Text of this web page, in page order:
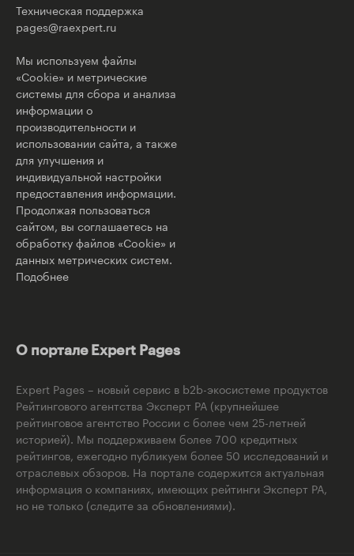
Техническая поддержка
pages@raexpert.ru
Мы используем файлы
«Cookie» и метрические
системы для сбора и анализа
информации о
производительности и
использовании сайта, а также
для улучшения и
индивидуальной настройки
предоставления информации.
Продолжая пользоваться
сайтом, вы соглашаетесь на
обработку файлов «Cookie» и
данных метрических систем.
Подобнее
О портале Expert Pages
Expert Pages – новый сервис в b2b-экосистеме продуктов
Рейтингового агентства Эксперт РА (крупнейшее
рейтинговое агентство России с более чем 25-летней
историей). Мы поддерживаем более 700 кредитных
рейтингов, ежегодно публикуем более 50 исследований и
отраслевых обзоров. На портале содержится актуальная
информация о компаниях, имеющих рейтинги Эксперт РА,
но не только (следите за обновлениями).